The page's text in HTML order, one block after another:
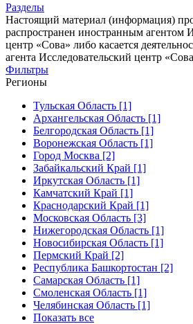
Разделы
Настоящий материал (информация)
распространен иностранным агентом
центр «Сова» либо касается
агента Исследовательский центр
Фильтры
Регионы
Тульская Область [1]
Архангельская Область [1]
Белгородская Область [1]
Воронежская Область [1]
Город Москва [2]
Забайкальский Край [1]
Иркутская Область [1]
Камчатский Край [1]
Краснодарский Край [1]
Московская Область [3]
Нижегородская Область [1]
Новосибирская Область [1]
Пермский Край [2]
Республика Башкортостан [2]
Самарская Область [1]
Смоленская Область [1]
Челябинская Область [1]
Показать все